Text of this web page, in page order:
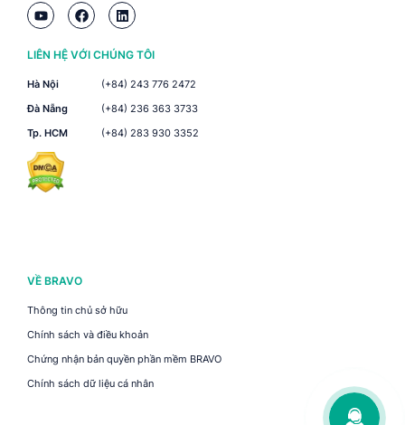
LIÊN HỆ VỚI CHÚNG TÔI
Hà Nội
(+84) 243 776 2472
Đà Nẵng
(+84) 236 363 3733
Tp. HCM
(+84) 283 930 3352
VỀ BRAVO
Thông tin chủ sở hữu
Chính sách và điều khoản
Chứng nhận bản quyền phần mềm BRAVO
Chính sách dữ liệu cá nhân